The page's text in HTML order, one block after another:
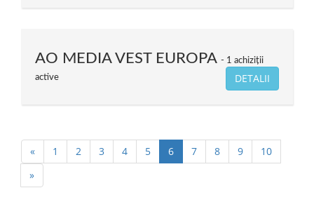
AO MEDIA VEST EUROPA
1 achiziții
active
DETALII
« 1 2 3 4 5 6 7 8 9
10
»